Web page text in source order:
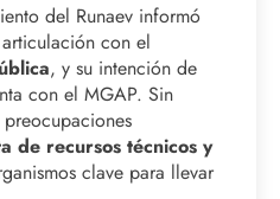
del Runaev informó
con el
, y su intención de
con el MGAP. Sin
de recursos técnicos y
clave para llevar